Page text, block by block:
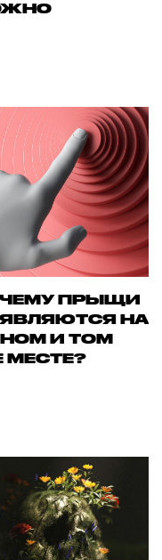
ПРЫЩИ
НА
И ТОМ
МЕСТЕ?